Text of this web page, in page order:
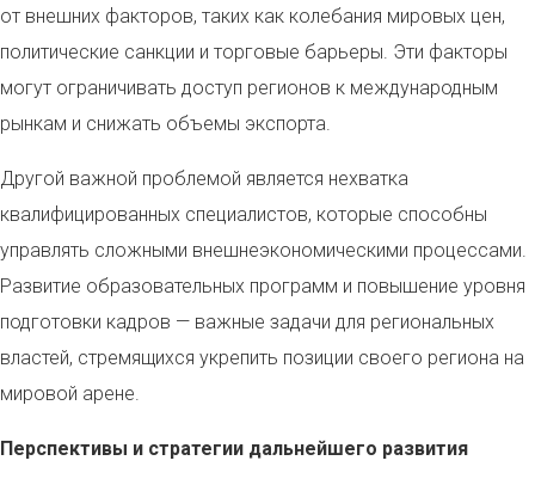
от внешних факторов, таких как колебания мировых цен,
политические санкции и торговые барьеры. Эти факторы
могут ограничивать доступ регионов к международным
рынкам и снижать объемы экспорта.
Другой важной проблемой является нехватка
квалифицированных специалистов, которые способны
управлять сложными внешнеэкономическими процессами.
Развитие образовательных программ и повышение уровня
подготовки кадров — важные задачи для региональных
властей, стремящихся укрепить позиции своего региона на
мировой арене.
Перспективы и стратегии дальнейшего развития